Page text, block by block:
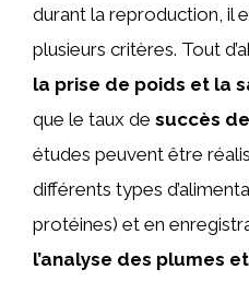
durant la reproduction, il
plusieurs critères. Tout
la prise de poids et la
que le taux de succès
études peuvent être
différents types
protéines) et en
l’analyse des plumes